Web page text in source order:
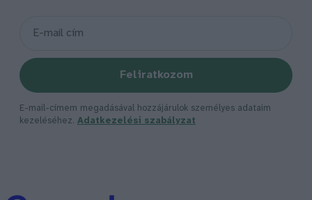
Feliratkozom
E-mail-címem megadásával hozzájárulok személyes adataim
kezeléséhez. Adatkezelési szabályzat